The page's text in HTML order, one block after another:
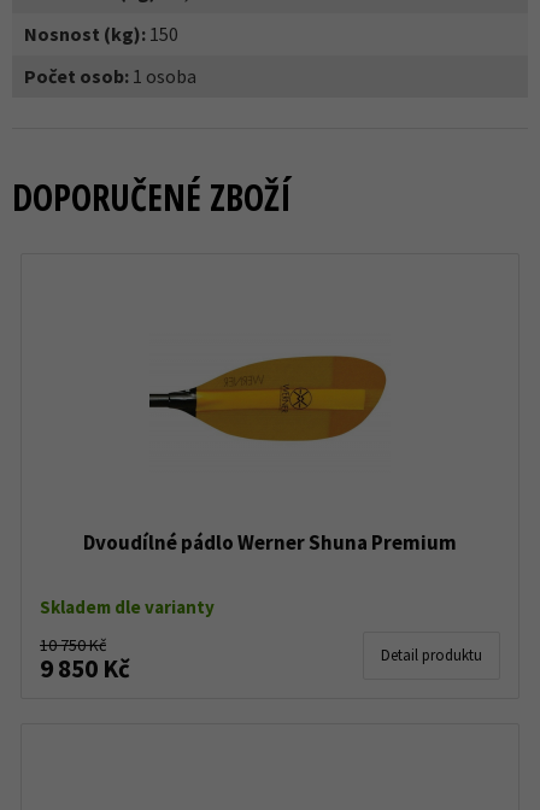
Nosnost (kg): 150
Počet osob: 1 osoba
DOPORUČENÉ ZBOŽÍ
Dvoudílné pádlo Werner Shuna Premium
Skladem dle varianty
10 750 Kč
9 850 Kč Detail produktu